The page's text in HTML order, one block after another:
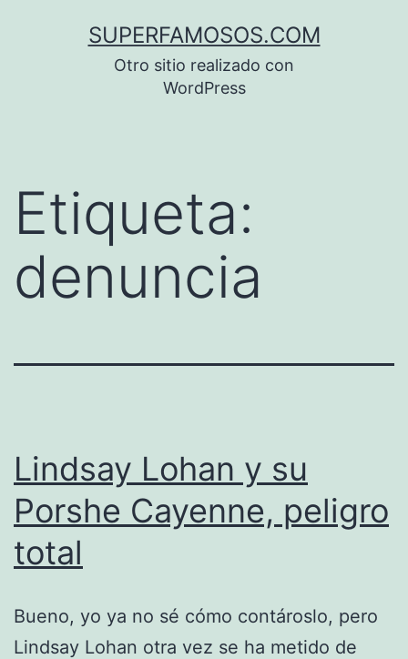
SUPERFAMOSOS.COM
Otro sitio realizado con
WordPress
Etiqueta:
denuncia
Lindsay Lohan y su
Porshe Cayenne, peligro
total
Bueno, yo ya no sé cómo contároslo, pero
Lindsay Lohan otra vez se ha metido de